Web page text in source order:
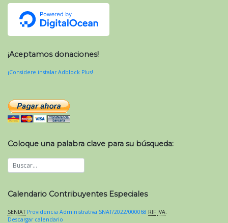
¡Aceptamos donaciones!
¡Considere instalar Adblock Plus!
Coloque una palabra clave para su búsqueda:
Calendario Contribuyentes Especiales
SENIAT Providencia Administrativa SNAT/2022/000068 RIF IVA
Descargar calendario